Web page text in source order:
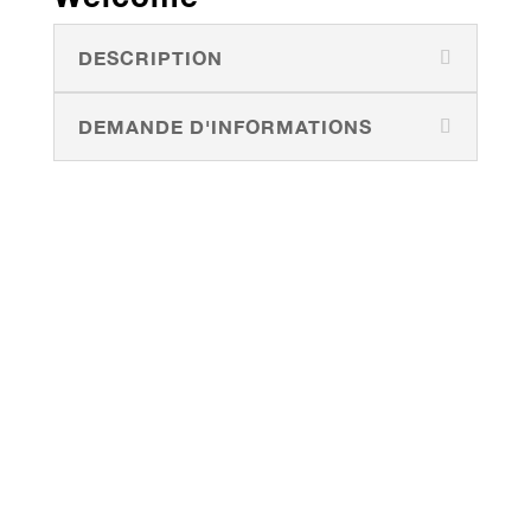
DESCRIPTION
DEMANDE D'INFORMATIONS